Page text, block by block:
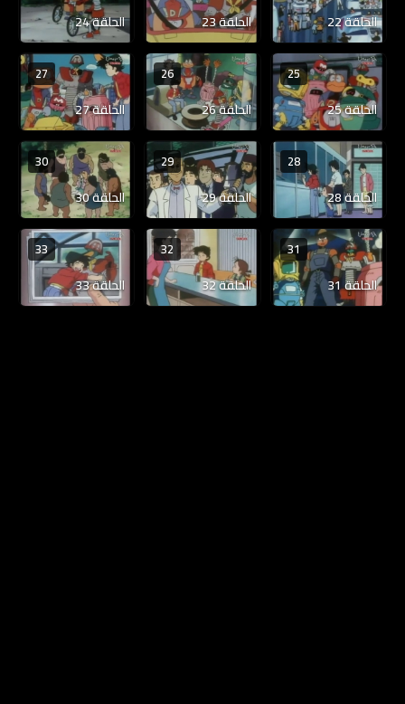
الحلقة 22 الحلقة 23 الحلقة 24
25
الحلقة 25
26
الحلقة 26
27
الحلقة 27
28
الحلقة 28
29
الحلقة 29
30
الحلقة 30
31
الحلقة 31
32
الحلقة 32
33
الحلقة 33